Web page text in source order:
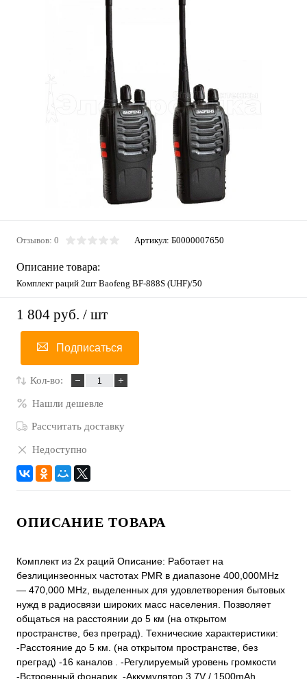
Отзывов: 0 Артикул: Б0000007650
Описание товара:
Комплект раций 2шт Baofeng BF-888S (UHF)/50
1 804 руб. / шт
Подписаться
Кол-во:
Нашли дешевле
Рассчитать доставку
Недоступно
ОПИСАНИЕ ТОВАРА
Комплект из 2х раций Описание: Работает на
безлицинзеонных частотах PMR в диапазоне 400,000MHz
— 470,000 MHz, выделенных для удовлетворения бытовых
нужд в радиосвязи широких масс населения. Позволяет
общаться на расстоянии до 5 км (на открытом
пространстве, без преград). Технические характеристики:
-Расстояние до 5 км. (на открытом пространстве, без
преград) -16 каналов . -Регулируемый уровень громкости
-Встроенный фонарик. -Аккумулятор 3.7V / 1500mAh